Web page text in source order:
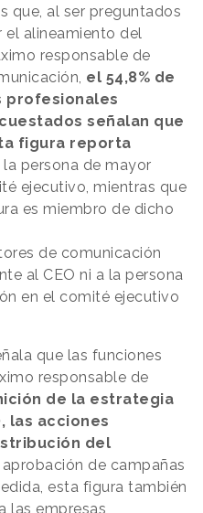
que, al ser preguntados
el alineamiento del
responsable de
el 54,8% de
profesionales
señalan que
figura reporta
la persona de mayor
ejecutivo, mientras que
es miembro de dicho
de comunicación
al CEO ni a la persona
en el comité ejecutivo
que las funciones
responsable de
de la estrategia
las acciones
del
de campañas
esta figura también
las empresas